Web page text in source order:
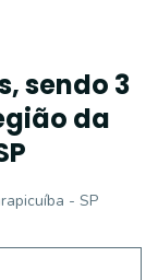
sendo 3
da
- SP